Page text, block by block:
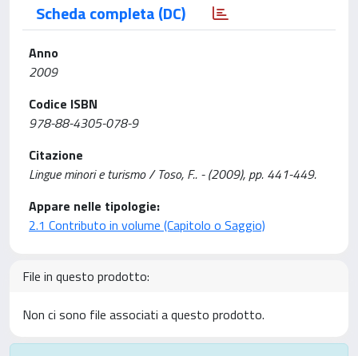
Scheda completa (DC)
Anno
2009
Codice ISBN
978-88-4305-078-9
Citazione
Lingue minori e turismo / Toso, F.. - (2009), pp. 441-449.
Appare nelle tipologie:
2.1 Contributo in volume (Capitolo o Saggio)
File in questo prodotto:
Non ci sono file associati a questo prodotto.